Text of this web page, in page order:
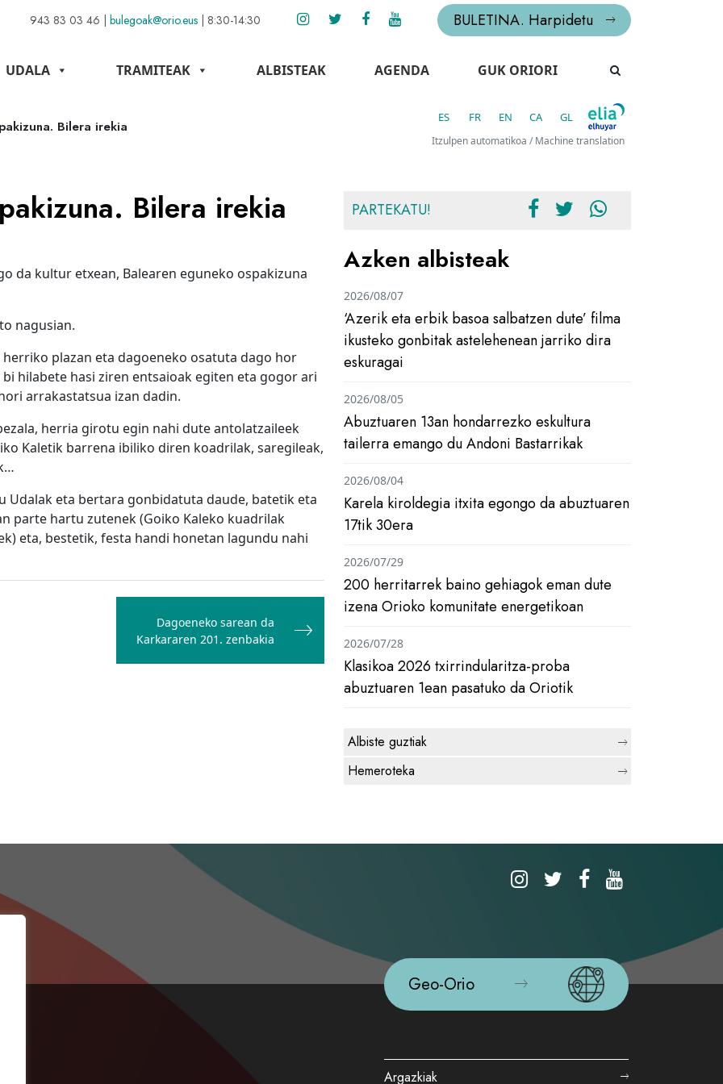
943 83 03 46 | bulegoak@orio.eus | 8:30-14:30 BULETINA. Harpidetu
UDALA TRAMITEAK ALBISTEAK AGENDA GUK ORIORI
Bilera irekia
ES FR EN CA GL
Itzulpen automatikoa / Machine translation
Bilera irekia
da kultur etxean, Balearen eguneko ospakizuna
nagusian.
plazan eta dagoeneko osatuta dago hor
hilabete hasi ziren entsaioak egiten eta gogor ari
arrakastatsua izan dadin.
herria girotu egin nahi dute antolatzaileek
Kaletik barrena ibiliko diren koadrilak, saregileak,
Udalak eta bertara gonbidatuta daude, batetik eta
parte hartu zutenek (Goiko Kaleko kuadrilak
eta, bestetik, festa handi honetan lagundu nahi
Dagoeneko sarean da
Karkararen 201. zenbakia
PARTEKATU!
Azken albisteak
‘Azerik eta erbik basoa salbatzen dute’ filma
ikusteko gonbitak astelehenean jarriko dira
eskuragai
2026/08/07
Abuztuaren 13an hondarrezko eskultura
tailerra emango du Andoni Bastarrikak
2026/08/05
Karela kiroldegia itxita egongo da abuztuaren
17tik 30era
2026/08/04
200 herritarrek baino gehiagok eman dute
izena Orioko komunitate energetikoan
2026/07/29
Klasikoa 2026 txirrindularitza-proba
abuztuaren 1ean pasatuko da Oriotik
2026/07/28
Albiste guztiak
Hemeroteka
Geo-Orio
Argazkiak